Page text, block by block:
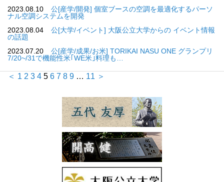
2023.08.10
公[産学/開発] 個室ブースの空調を最適化するパーソ
ナル空調システムを開発
2023.08.04
公[大学/イベント] 大阪公立大学からの イベント情報
の話題
2023.07.20
公[産学/成果/お米] TORIKAI NASU ONE グランプリ
7/20~/31で機能性米｢WE米｣料理も…
＜ 1 2 3 4 5 6 7 8 9 … 11 ＞